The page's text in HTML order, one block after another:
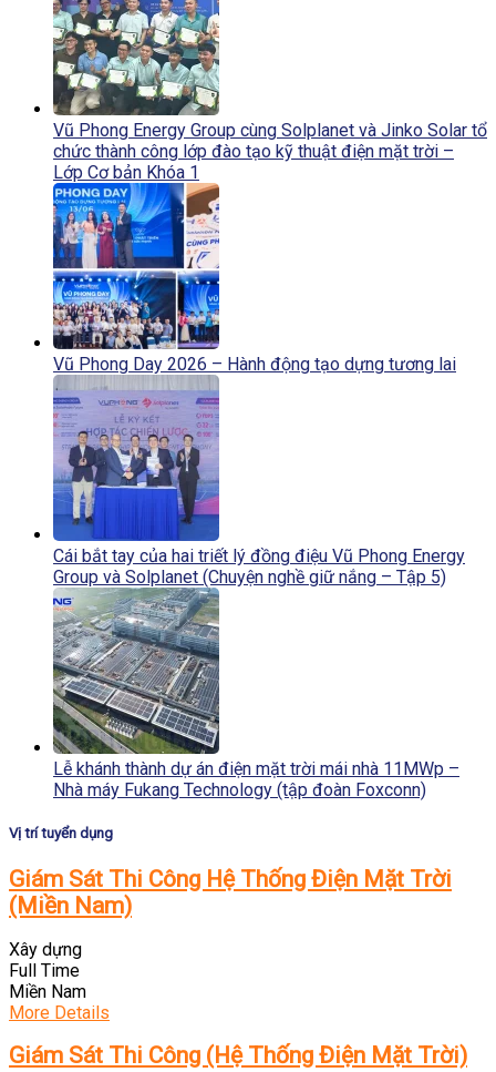
Vũ Phong Energy Group cùng Solplanet và Jinko Solar tổ
chức thành công lớp đào tạo kỹ thuật điện mặt trời –
Lớp Cơ bản Khóa 1
Vũ Phong Day 2026 – Hành động tạo dựng tương lai
Cái bắt tay của hai triết lý đồng điệu Vũ Phong Energy
Group và Solplanet (Chuyện nghề giữ nắng – Tập 5)
Lễ khánh thành dự án điện mặt trời mái nhà 11MWp –
Nhà máy Fukang Technology (tập đoàn Foxconn)
Vị trí tuyển dụng
Giám Sát Thi Công Hệ Thống Điện Mặt Trời
(Miền Nam)
Xây dựng
Full Time
Miền Nam
More Details
Giám Sát Thi Công (Hệ Thống Điện Mặt Trời)